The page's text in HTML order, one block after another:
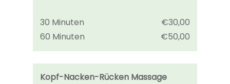
30 Minuten
€30,00
60 Minuten
€50,00
Kopf-Nacken-Rücken Massage